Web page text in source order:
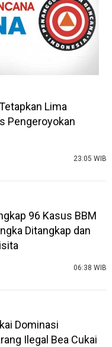
Lima
Pengeroyokan
23:05 WIB
96 Kasus BBM
Ditangkap dan
06:38 WIB
Dominasi
Ilegal Bea Cukai